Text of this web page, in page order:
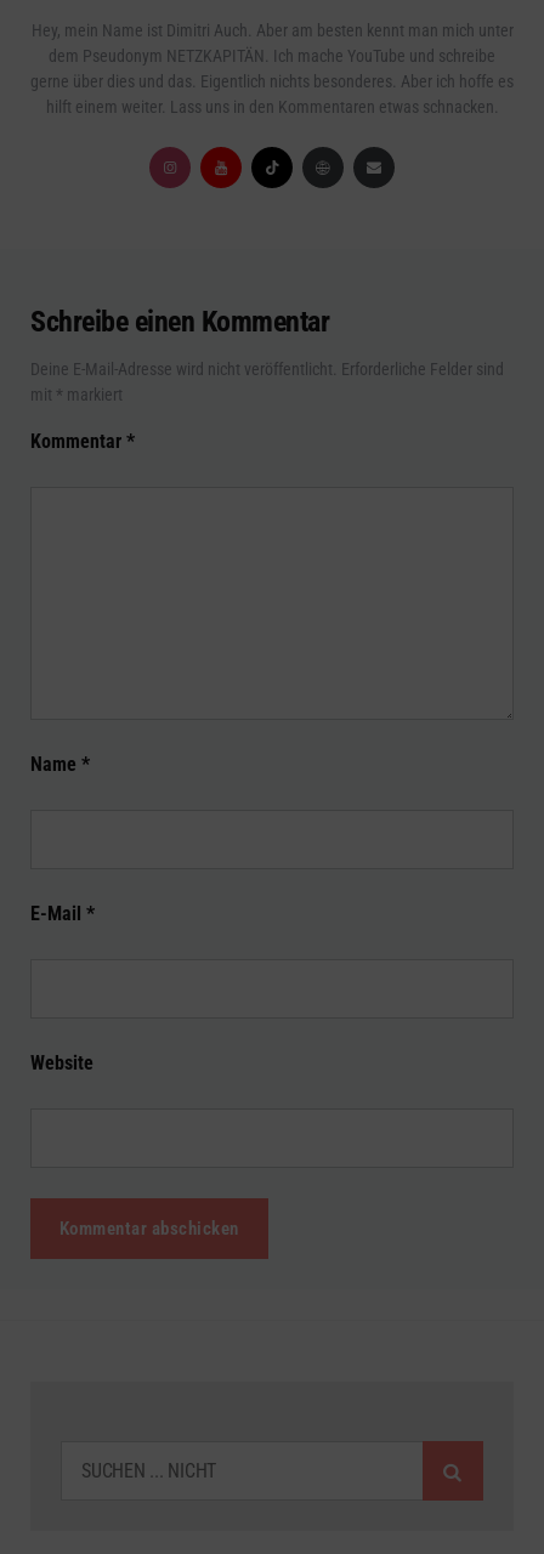
Hey, mein Name ist Dimitri Auch. Aber am besten kennt man mich unter
dem Pseudonym NETZKAPITÄN. Ich mache YouTube und schreibe
gerne über dies und das. Eigentlich nichts besonderes. Aber ich hoffe es
hilft einem weiter. Lass uns in den Kommentaren etwas schnacken.
Schreibe einen Kommentar
Deine E-Mail-Adresse wird nicht veröffentlicht. Erforderliche Felder sind
mit * markiert
Kommentar *
Name *
E-Mail *
Website